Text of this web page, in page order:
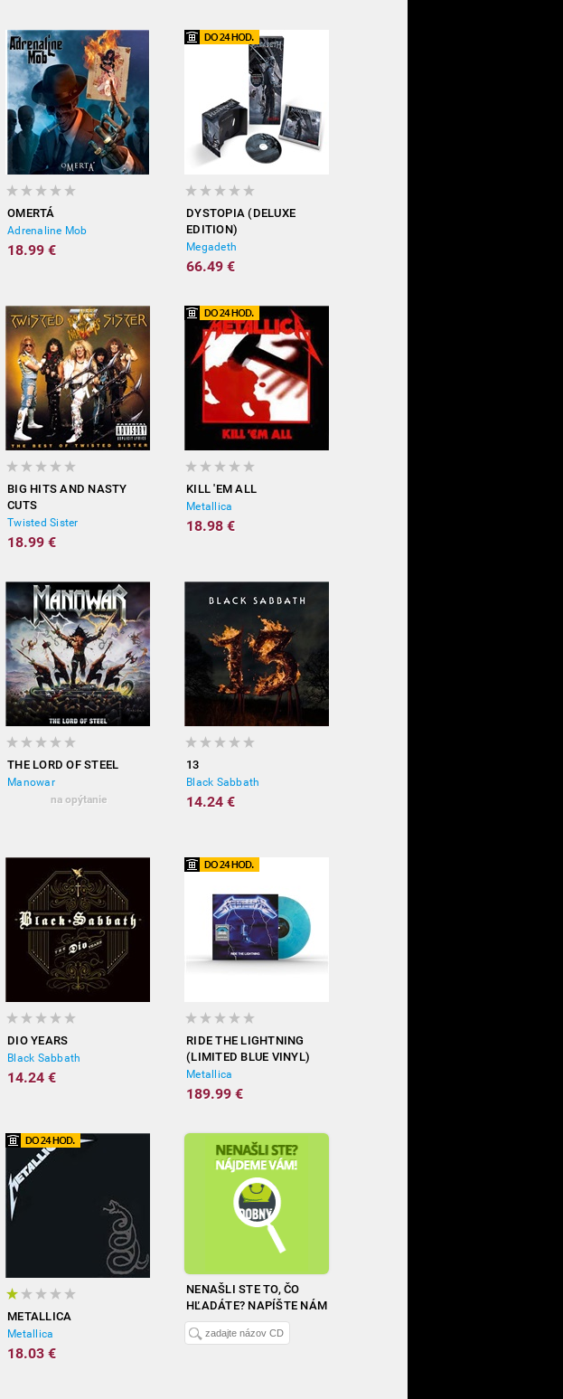
OMERTÁ
Adrenaline Mob
18.99 €
DYSTOPIA (DELUXE
EDITION)
Megadeth
66.49 €
BIG HITS AND NASTY
CUTS
Twisted Sister
18.99 €
KILL 'EM ALL
Metallica
18.98 €
THE LORD OF STEEL
Manowar
na opýtanie
13
Black Sabbath
14.24 €
DIO YEARS
Black Sabbath
14.24 €
RIDE THE LIGHTNING
(LIMITED BLUE VINYL)
Metallica
189.99 €
METALLICA
Metallica
18.03 €
NENAŠLI STE TO, ČO
HĽADÁTE? NAPÍŠTE NÁM